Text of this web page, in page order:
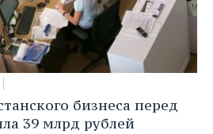
бизнеса перед
39 млрд рублей